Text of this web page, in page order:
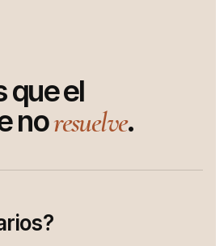
que el
noresuelve.